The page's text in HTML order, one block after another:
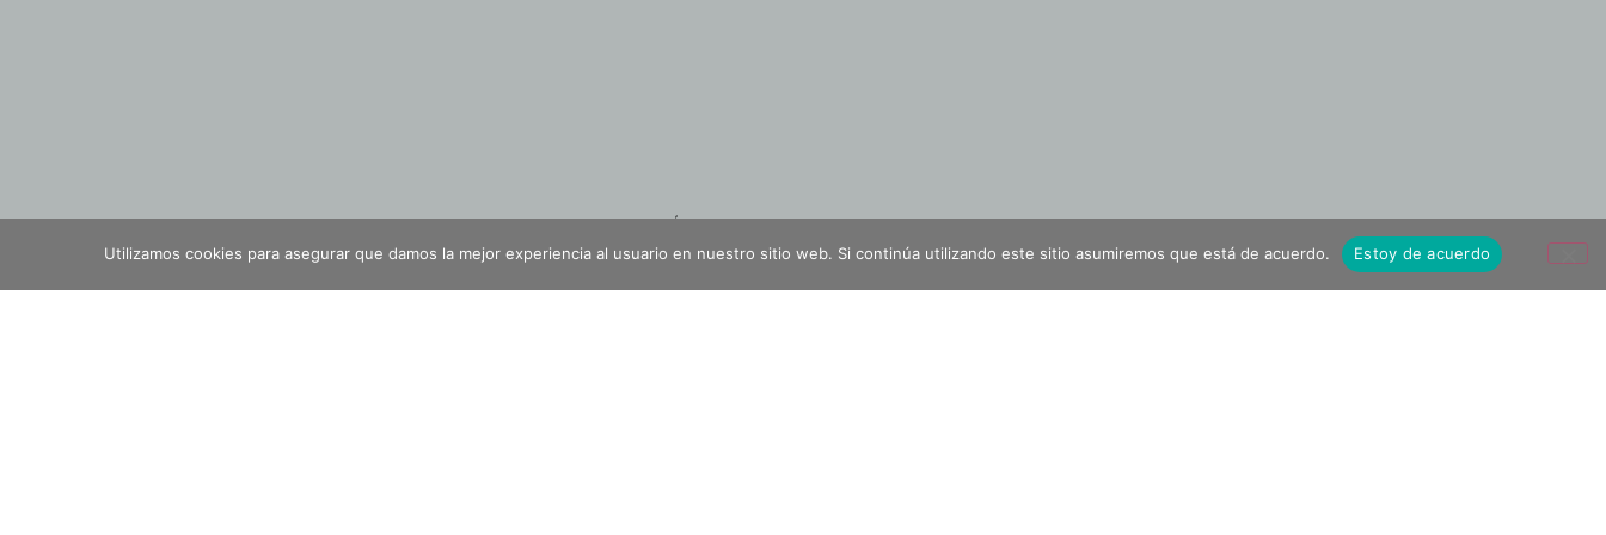
¡SÍGUENOS EN REDES SOCIALES!
Utilizamos cookies para asegurar que damos la mejor experiencia al usuario en nuestro sitio web. Si continúa utilizando este sitio asumiremos que está de acuerdo. Estoy de acuerdo